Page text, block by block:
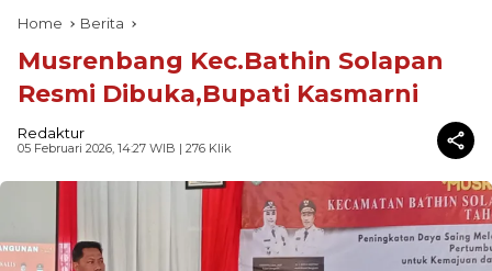
Home Berita
Musrenbang Kec.Bathin Solapan
Resmi Dibuka,Bupati Kasmarni
Redaktur
05 Februari 2026, 14:27 WIB | 276 Klik